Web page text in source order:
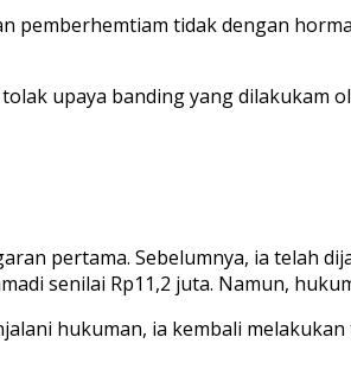
tidak dengan
upaya banding yang dilakukam
pertama. Sebelumnya, ia telah
senilai Rp11,2 juta. Namun,
hukuman, ia kembali